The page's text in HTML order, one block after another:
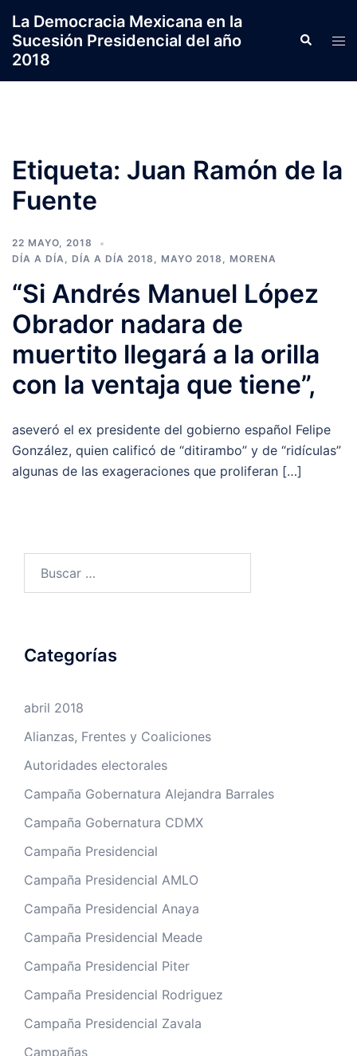
contenido
La Democracia Mexicana en la
Sucesión Presidencial del año
2018
Search
Etiqueta: Juan Ramón de la
Fuente
22 MAYO, 2018
DÍA A DÍA, DÍA A DÍA 2018 , MAYO 2018 , MORENA
“Si Andrés Manuel López
Obrador nadara de
muertito llegará a la orilla
con la ventaja que tiene”,
aseveró el ex presidente del gobierno español Felipe
González, quien calificó de “ditirambo” y de “ridículas”
algunas de las exageraciones que proliferan […]
Categorías
abril 2018
Alianzas, Frentes y Coaliciones
Autoridades electorales
Campaña Gobernatura Alejandra Barrales
Campaña Gobernatura CDMX
Campaña Presidencial
Campaña Presidencial AMLO
Campaña Presidencial Anaya
Campaña Presidencial Meade
Campaña Presidencial Piter
Campaña Presidencial Rodriguez
Campaña Presidencial Zavala
Campañas